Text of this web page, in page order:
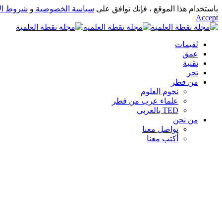
باستخدام هذا الموقع ، فإنك توافق على سياسة الخصوصية و شروط
Accept
لقيمات
عمق
تقنية
تحر
من قطر
نجوم العلوم
علماء عرب من قطر
TED بالعربي
من نحن
تواصل معنا
أكتب معنا